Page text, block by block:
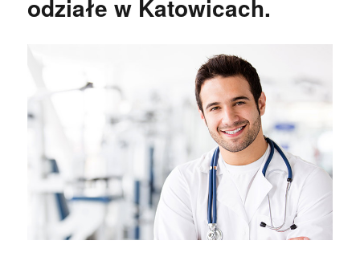
odziałe w Katowicach.